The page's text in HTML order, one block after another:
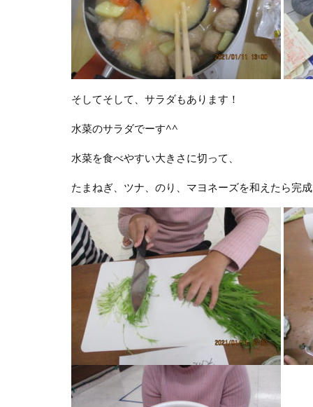
そしてそして、サラダもあります！
水菜のサラダでーす^^
水菜を食べやすい大きさに切って、
たまねぎ、ツナ、のり、マヨネーズを和えたら完